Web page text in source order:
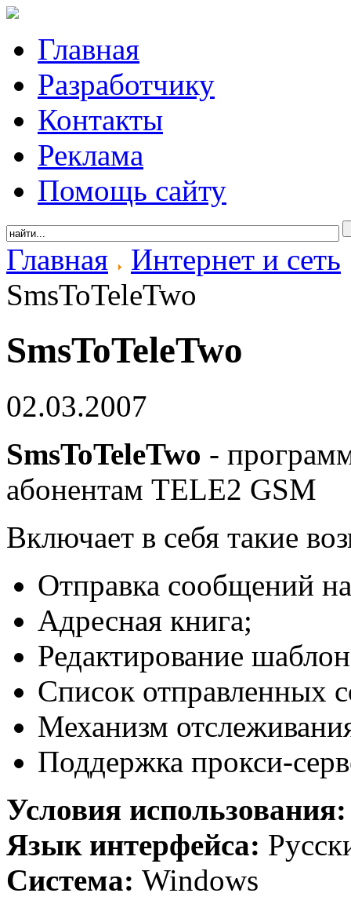
Главная
Разработчику
Контакты
Реклама
Помощь сайту
Главная
Интернет и сеть
SmsToTeleTwo
SmsToTeleTwo
02.03.2007
SmsToTeleTwo -
абонентам TELE2 GSM
Включает в себя такие
Отправка сообщений
Адресная книга;
Редактирование
Список отправленных
Механизм
Поддержка прокси-
Условия
Язык интерфейса:
Система: Windows